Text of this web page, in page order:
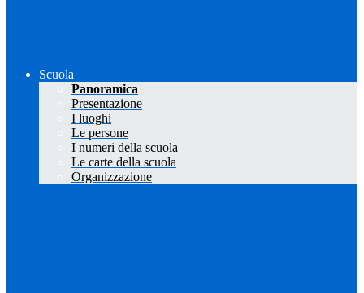
Scuola
Panoramica
Presentazione
I luoghi
Le persone
I numeri della scuola
Le carte della scuola
Organizzazione